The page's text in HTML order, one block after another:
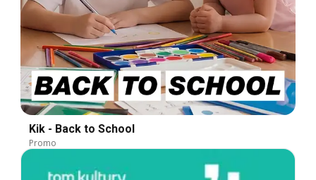
Kik - Back to School
Promo